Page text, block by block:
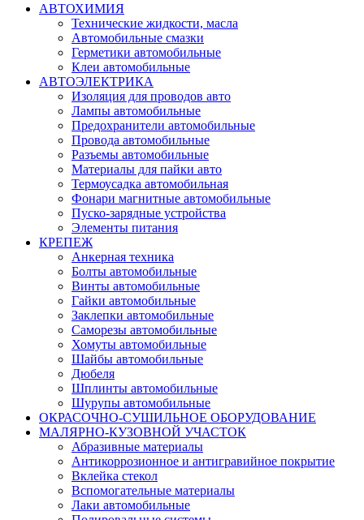
АВТОХИМИЯ
Технические жидкости, масла
Автомобильные смазки
Герметики автомобильные
Клеи автомобильные
АВТОЭЛЕКТРИКА
Изоляция для проводов авто
Лампы автомобильные
Предохранители автомобильные
Провода автомобильные
Разъемы автомобильные
Материалы для пайки авто
Термоусадка автомобильная
Фонари магнитные автомобильные
Пуско-зарядные устройства
Элементы питания
КРЕПЕЖ
Анкерная техника
Болты автомобильные
Винты автомобильные
Гайки автомобильные
Заклепки автомобильные
Саморезы автомобильные
Хомуты автомобильные
Шайбы автомобильные
Дюбеля
Шплинты автомобильные
Шурупы автомобильные
ОКРАСОЧНО-СУШИЛЬНОЕ ОБОРУДОВАНИЕ
МАЛЯРНО-КУЗОВНОЙ УЧАСТОК
Абразивные материалы
Антикоррозионное и антигравийное покрытие
Вклейка стекол
Вспомогательные материалы
Лаки автомобильные